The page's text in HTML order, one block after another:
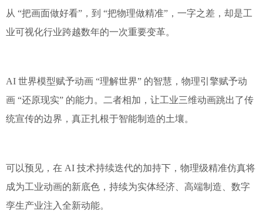
从 “把画面做好看”，到 “把物理做精准”，一字之差，却是工
业可视化行业跨越数年的一次重要变革。
AI 世界模型赋予动画 “理解世界” 的智慧，物理引擎赋予动
画 “还原现实” 的能力。二者相加，让工业三维动画跳出了传
统宣传的边界，真正扎根于智能制造的土壤。
可以预见，在 AI 技术持续迭代的加持下，物理级精准仿真将
成为工业动画的新底色，持续为实体经济、高端制造、数字
孪生产业注入全新动能。